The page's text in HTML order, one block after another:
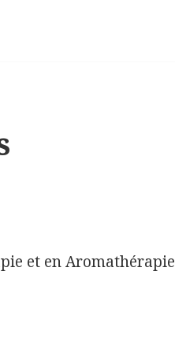
et en Aromathérapie